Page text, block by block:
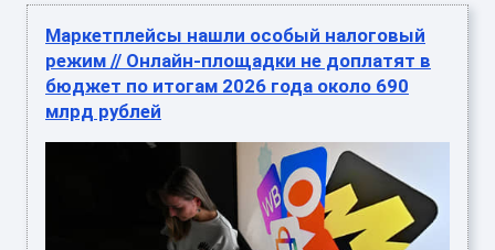
Маркетплейсы нашли особый налоговый
режим // Онлайн-площадки не доплатят в
бюджет по итогам 2026 года около 690
млрд рублей